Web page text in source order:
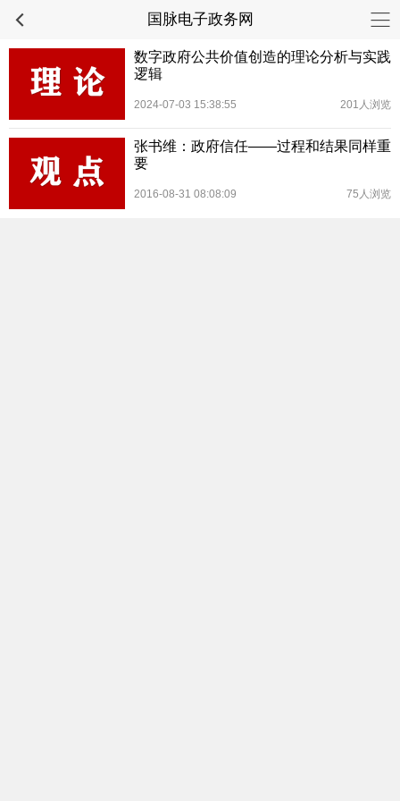
国脉电子政务网
数字政府公共价值创造的理论分析与实践
逻辑
2024-07-03 15:38:55 201人浏览
张书维：政府信任——过程和结果同样重
要
2016-08-31 08:08:09 75人浏览